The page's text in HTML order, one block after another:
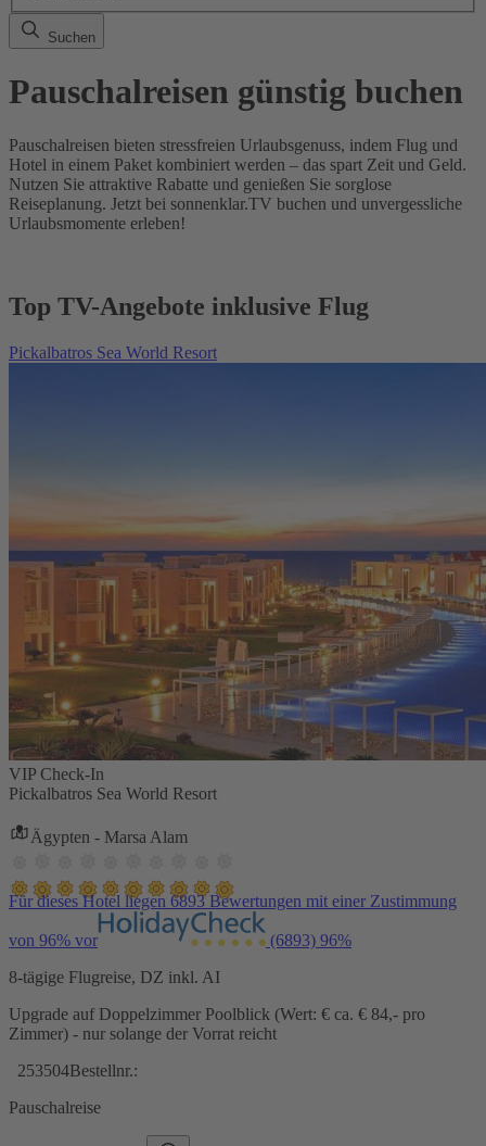
Suchen
Pauschalreisen günstig buchen
Pauschalreisen bieten stressfreien Urlaubsgenuss, indem Flug und
Hotel in einem Paket kombiniert werden – das spart Zeit und Geld.
Nutzen Sie attraktive Rabatte und genießen Sie sorglose
Reiseplanung. Jetzt bei sonnenklar.TV buchen und unvergessliche
Urlaubsmomente erleben!
Top TV-Angebote inklusive Flug
Pickalbatros Sea World Resort
VIP Check-In
Pickalbatros Sea World Resort
Ägypten - Marsa Alam
Für dieses Hotel liegen 6893 Bewertungen mit einer Zustimmung
von 96% vor (6893) 96%
8-tägige Flugreise, DZ inkl. AI
Upgrade auf Doppelzimmer Poolblick (Wert: € ca. € 84,- pro
Zimmer) - nur solange der Vorrat reicht
253504Bestellnr.:
Pauschalreise